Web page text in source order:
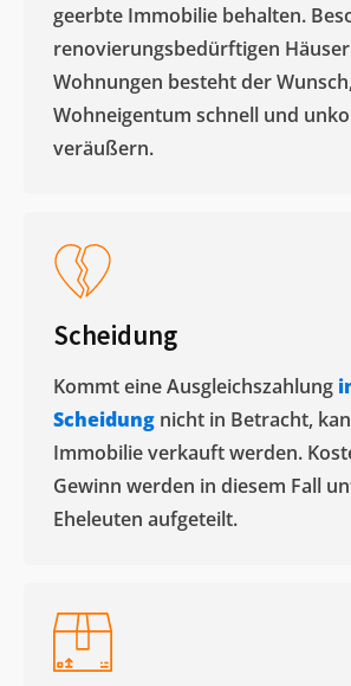
geerbte Immobilie behalten.
renovierungsbedürftigen
Wohnungen besteht der
Wohneigentum schnell und
veräußern. ​
Scheidung
Kommt eine Ausgleichszahlung
Scheidung nicht in Betracht,
Immobilie verkauft werden.
Gewinn werden in diesem Fall
Eheleuten aufgeteilt.​